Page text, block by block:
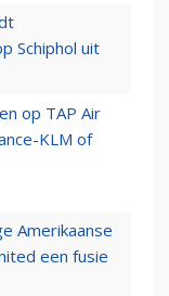
Schiphol uit
op TAP Air
KLM of
Amerikaanse
een fusie